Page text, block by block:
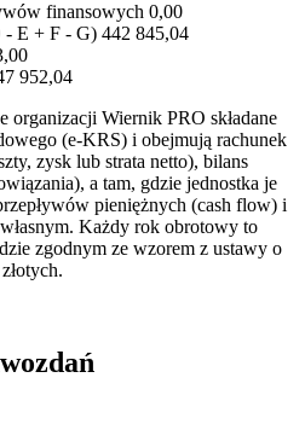
finansowych 0,00
- E + F - G) 442 845,04
952,04
organizacji Wiernik PRO składane
(e-KRS) i obejmują rachunek
zysk lub strata netto), bilans
a tam, gdzie jednostka je
pieniężnych (cash flow) i
Każdy rok obrotowy to
zgodnym ze wzorem z ustawy o